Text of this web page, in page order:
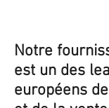
Notre
est un des
européens